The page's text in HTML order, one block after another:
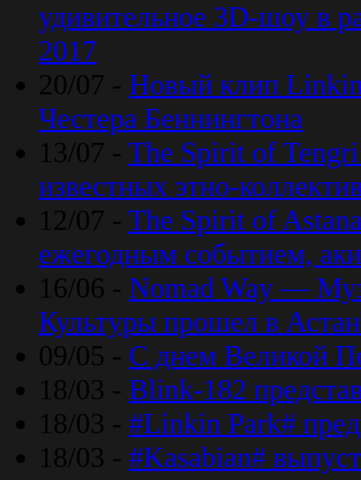
удивительное 3D-шоу в
2017
20/07 - Новый клип Linkin
Честера Беннингтона
13/07 - The Spirit of Tengri
известных этно-
12/07 - The Spirit of
ежегодным событием,
16/06 - Nomad Way —
Культуры прошел в
09/05 - С днем Великой
18/03 - Blink-182
18/03 - #Linkin Park#
18/03 - #Kasabian#